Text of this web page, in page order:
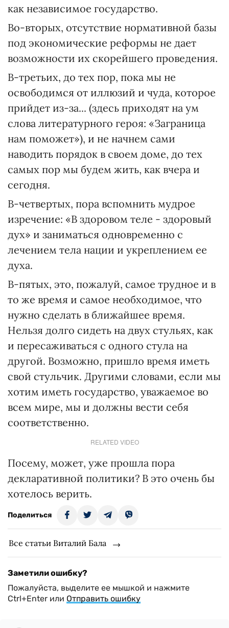
как независимое государство.
Во-вторых, отсутствие нормативной базы
под экономические реформы не дает
возможности их скорейшего проведения.
В-третьих, до тех пор, пока мы не
освободимся от иллюзий и чуда, которое
прийдет из-за... (здесь приходят на ум
слова литературного героя: «Заграница
нам поможет»), и не начнем сами
наводить порядок в своем доме, до тех
самых пор мы будем жить, как вчера и
сегодня.
В-четвертых, пора вспомнить мудрое
изречение: «В здоровом теле - здоровый
дух» и заниматься одновременно с
лечением тела нации и укреплением ее
духа.
В-пятых, это, пожалуй, самое трудное и в
то же время и самое необходимое, что
нужно сделать в ближайшее время.
Нельзя долго сидеть на двух стульях, как
и пересаживаться с одного стула на
другой. Возможно, пришло время иметь
свой стульчик. Другими словами, если мы
хотим иметь государство, уважаемое во
всем мире, мы и должны вести себя
соответственно.
RELATED VIDEO
Посему, может, уже прошла пора
декларативной политики? В это очень бы
хотелось верить.
Поделиться
Все статьи Виталий Бала
Заметили ошибку?
Пожалуйста, выделите ее мышкой и нажмите
Ctrl+Enter или Отправить ошибку